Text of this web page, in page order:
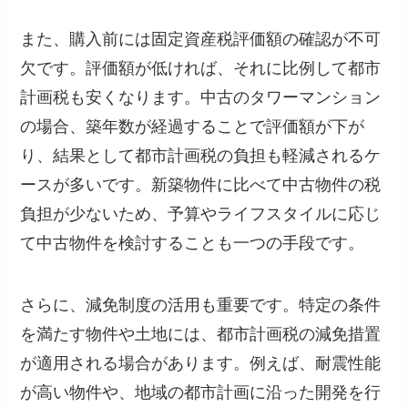
また、購入前には固定資産税評価額の確認が不可
欠です。評価額が低ければ、それに比例して都市
計画税も安くなります。中古のタワーマンション
の場合、築年数が経過することで評価額が下が
り、結果として都市計画税の負担も軽減されるケ
ースが多いです。新築物件に比べて中古物件の税
負担が少ないため、予算やライフスタイルに応じ
て中古物件を検討することも一つの手段です。
さらに、減免制度の活用も重要です。特定の条件
を満たす物件や土地には、都市計画税の減免措置
が適用される場合があります。例えば、耐震性能
が高い物件や、地域の都市計画に沿った開発を行